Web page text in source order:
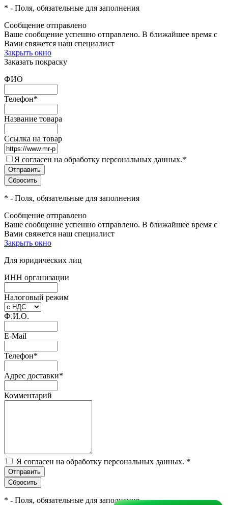
* - Поля, обязательные для заполнения
Сообщение отправлено
Ваше сообщение успешно отправлено. В ближайшее время с
Вами свяжется наш специалист
Закрыть окно
Заказать покраску
ФИО
Телефон*
Название товара
Ссылка на товар
Я согласен на обработку персональных данных.*
* - Поля, обязательные для заполнения
Сообщение отправлено
Ваше сообщение успешно отправлено. В ближайшее время с
Вами свяжется наш специалист
Закрыть окно
Для юридических лиц
ИНН организации
Налоговый режим
Ф.И.О.
E-Mail
Телефон*
Адрес доставки*
Комментарий
Я согласен на обработку персональных данных. *
* - Поля, обязательные для заполнения